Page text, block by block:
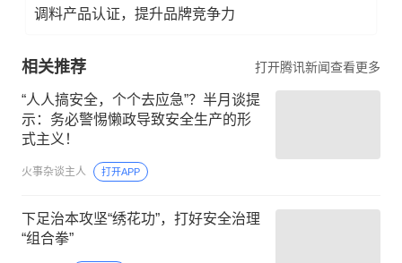
调料产品认证，提升品牌竞争力
相关推荐 打开腾讯新闻查看更多
“人人搞安全，个个去应急”？半月谈提
示：务必警惕懒政导致安全生产的形
式主义！
火事杂谈主人 打开APP
下足治本攻坚“绣花功”，打好安全治理
“组合拳”